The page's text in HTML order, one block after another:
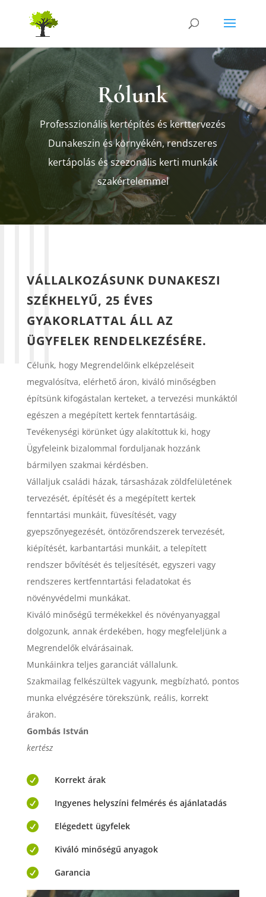
Rólunk
Professzionális kertépítés és kerttervezés
Dunakeszin és környékén, rendszeres
kertápolás és szezonális kerti munkák
szakértelemmel
VÁLLALKOZÁSUNK DUNAKESZI
SZÉKHELYŰ, 25 ÉVES
GYAKORLATTAL ÁLL AZ
ÜGYFELEK RENDELKEZÉSÉRE.
Célunk, hogy Megrendelőink elképzeléseit
megvalósítva, elérhető áron, kiváló minőségben
építsünk kifogástalan kerteket, a tervezési munkáktól
egészen a megépített kertek fenntartásáig.
Tevékenységi körünket úgy alakítottuk ki, hogy
Ügyfeleink bizalommal forduljanak hozzánk
bármilyen szakmai kérdésben.
Vállaljuk családi házak, társasházak zöldfelületének
tervezését, építését és a megépített kertek
fenntartási munkáit, füvesítését, vagy
gyepszőnyegezését, öntözőrendszerek tervezését,
kiépítését, karbantartási munkáit, a telepített
rendszer bővítését és teljesítését, egyszeri vagy
rendszeres kertfenntartási feladatokat és
növényvédelmi munkákat.
Kiváló minőségű termékekkel és növényanyaggal
dolgozunk, annak érdekében, hogy megfeleljünk a
Megrendelők elvárásainak.
Munkáinkra teljes garanciát vállalunk.
Szakmailag felkészültek vagyunk, megbízható, pontos
munka elvégzésére törekszünk, reális, korrekt
árakon.
Gombás István
kertész
 Korrekt árak
 Ingyenes helyszíni felmérés és ajánlatadás
 Elégedett ügyfelek
 Kiváló minőségű anyagok
 Garancia